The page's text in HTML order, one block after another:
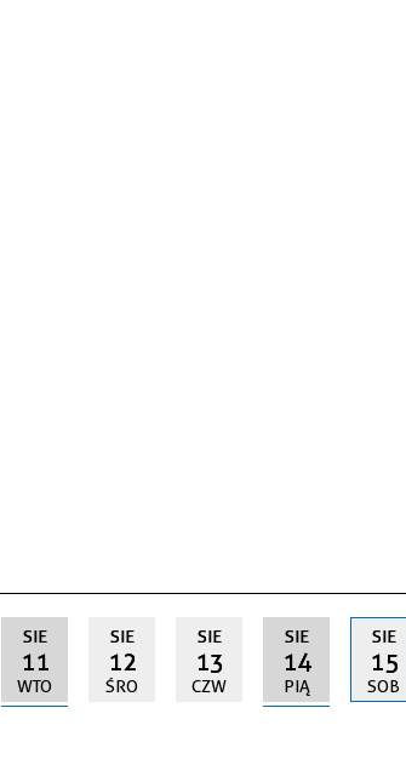
SIE
11
WTO
SIE
12
ŚRO
SIE
13
CZW
SIE
14
PIĄ
SIE
15
SOB